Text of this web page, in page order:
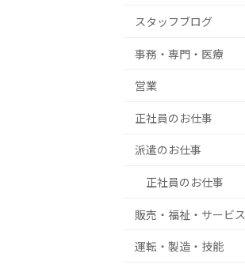
スタッフブログ
事務・専門・医療
営業
正社員のお仕事
派遣のお仕事
正社員のお仕事
販売・福祉・サービス
運転・製造・技能